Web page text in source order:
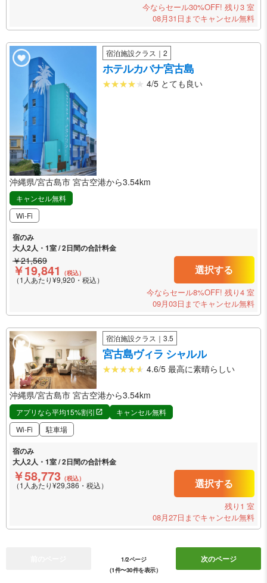
今ならセール30%OFF! 残り3 室
08月31日までキャンセル無料
宿泊施設クラス｜2
ホテルカバナ宮古島
4/5 とても良い
沖縄県/宮古島市 宮古空港から3.54km
キャンセル無料
Wi-Fi
宿のみ
大人2人・1室 / 2日間の合計料金
￥21,569
￥19,841 （税込）
（1人あたり¥9,920・税込）
選択する
今ならセール8%OFF! 残り4 室
09月03日までキャンセル無料
宿泊施設クラス｜3.5
宮古島ヴィラ シャルル
4.6/5 最高に素晴らしい
沖縄県/宮古島市 宮古空港から3.54km
アプリなら平均15%割引
キャンセル無料
Wi-Fi
駐車場
宿のみ
大人2人・1室 / 2日間の合計料金
￥58,773 （税込）
（1人あたり¥29,386・税込） 選択する
残り1 室
08月27日までキャンセル無料
1/2ページ
（1件〜30件を表示）
次のページ